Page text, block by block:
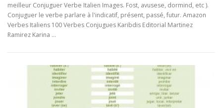
meilleur Conjuguer Verbe Italien Images. Fost, avusese, dormind, etc ).
Conjuguer le verbe parlare à l'indicatif, présent, passé, futur. Amazon
Verbes Italiens 100 Verbes Conjugues Karibdis Editorial Martinez
Ramirez Karina …